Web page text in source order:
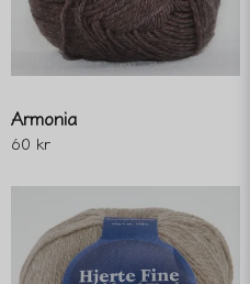
Armonia
60 kr